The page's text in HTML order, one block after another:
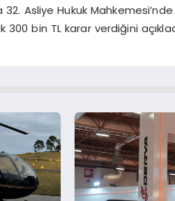
Asliye Hukuk
bin TL karar verdiğini